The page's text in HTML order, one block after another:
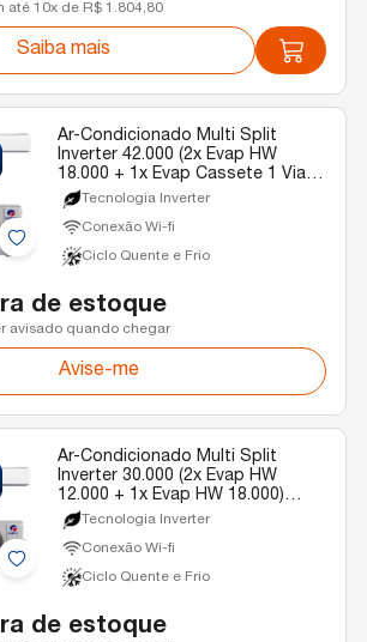
até 10x de R$ 1.804,80
Saiba mais
Ar-Condicionado Multi Split
Inverter 42.000 (2x Evap HW
18.000 + 1x Evap Cassete 1 Via
22.000) Gree Quente/Frio R-32
220v
Tecnologia Inverter
Conexão Wi-fi
Ciclo Quente e Frio
de estoque
avisado quando chegar
Avise-me
Ar-Condicionado Multi Split
Inverter 30.000 (2x Evap HW
12.000 + 1x Evap HW 18.000)
Gree Quente/Frio R-32 220v
Tecnologia Inverter
Conexão Wi-fi
Ciclo Quente e Frio
de estoque